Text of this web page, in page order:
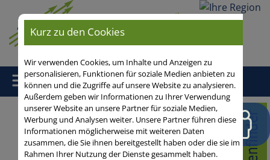
Ihre
Home/Getreide/Wintergerste/Winterfuttergerste/
Winterfuttergerste: Als einziges Wintergetreide noch
Ertragsfortschritt in der Praxis
Kurz zu den Cookies
Wir verwenden Cookies, um Inhalte und Anzeigen zu
personalisieren, Funktionen für soziale Medien anbieten zu
können und die Zugriffe auf unsere Website zu analysieren.
Außerdem geben wir Informationen zu Ihrer Verwendung
unserer Website an unsere Partner für soziale Medien,
Werbung und Analysen weiter. Unsere Partner führen diese
Informationen möglicherweise mit weiteren Daten
zusammen, die Sie ihnen bereitgestellt haben oder die sie im
Rahmen Ihrer Nutzung der Dienste gesammelt haben.